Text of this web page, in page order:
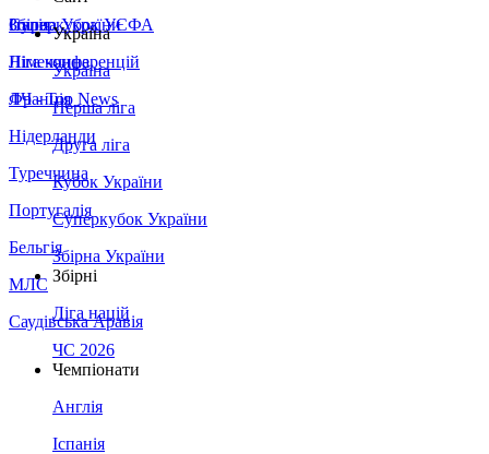
Збірна України
Італія
Німеччина
Франція
Нідерланди
Туреччина
Португалія
Бельгія
МЛС
Саудівська Аравія
Суперкубок УЄФА
Ліга конференцій
ЛЧ - Top News
Україна
Україна
Перша ліга
Друга ліга
Кубок України
Суперкубок України
Збірна України
Збірні
Ліга націй
ЧС 2026
Чемпіонати
Англія
Іспанія